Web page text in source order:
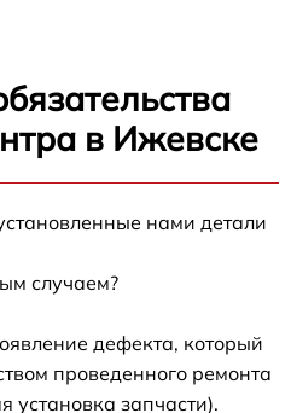
в Ижевске
нами детали
случаем?
дефекта, который
проведенного ремонта
установка запчасти).